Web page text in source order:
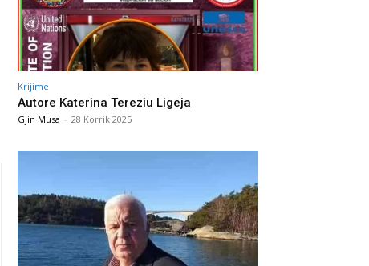
Krijime
Autore Katerina Tereziu Ligeja
Gjin Musa - 28 Korrik 2025